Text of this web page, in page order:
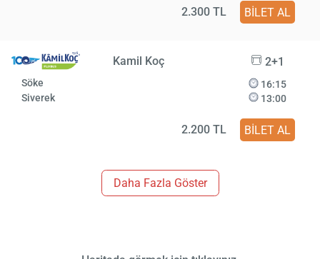
2.300 TL BİLET AL
Kamil Koç 2+1
Söke
Siverek
16:15
13:00
2.200 TL BİLET AL
Daha Fazla Göster